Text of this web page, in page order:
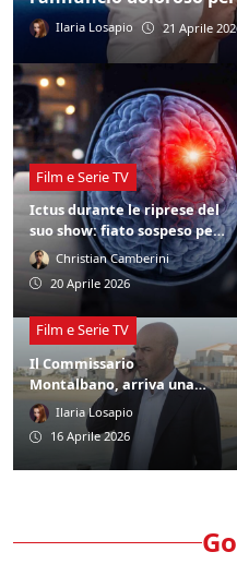
Ilaria Losapio 21 Aprile
Film e Serie TV
Ictus durante le riprese del
suo show: fiato sospeso per
la star della tv
Christian Camberini
20 Aprile 2026
Film e Serie TV
Il Commissario
Montalbano, arriva una
nuova stagione? L'indizio
che dà speranza ai fan
Ilaria Losapio
16 Aprile 2026